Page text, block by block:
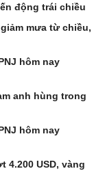
động trái chiều
mưa từ chiều,
hôm nay
anh hùng trong
hôm nay
4.200 USD, vàng